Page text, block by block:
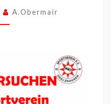
A.Obermair